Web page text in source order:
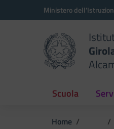
Vai ai contenuti
Vai al menu di navigazione
Ministero
Scuola
Home